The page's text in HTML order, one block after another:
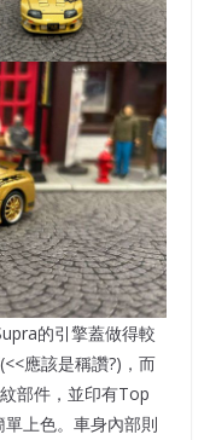
的引擎蓋做得較
應該是稱讚?)，而
部件，並印有Top
上色。車身內部則